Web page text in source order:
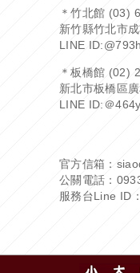
＊竹北館 (03)
新竹縣竹北市
LINE ID:
＊板橋館 (02)
新北市板橋區
LINE ID: ＠
官方信箱：
公關電話：
服務台Line ID：